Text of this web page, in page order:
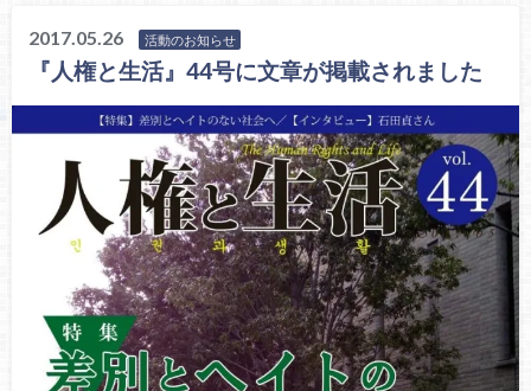
2017.05.26 活動のお知らせ
『人権と生活』44号に文章が掲載されました